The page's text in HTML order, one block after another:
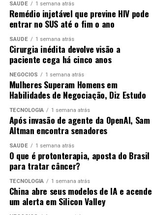
SAÚDE 1 semana atrás
Remédio injetável que previne HIV pode
entrar no SUS até o fim o ano
SAÚDE 1 semana atrás
Cirurgia inédita devolve visão a
paciente cega há cinco anos
NEGÓCIOS 1 semana atrás
Mulheres Superam Homens em
Habilidades de Negociação, Diz Estudo
TECNOLOGIA 1 semana atrás
Após invasão de agente da OpenAI, Sam
Altman encontra senadores
SAÚDE 1 semana atrás
O que é protonterapia, aposta do Brasil
para tratar câncer?
TECNOLOGIA 1 semana atrás
China abre seus modelos de IA e acende
um alerta em Silicon Valley